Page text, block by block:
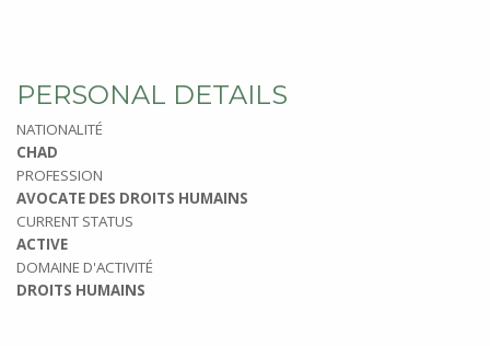
PERSONAL DETAILS
NATIONALITÉ
CHAD
PROFESSION
AVOCATE DES DROITS HUMAINS
CURRENT STATUS
ACTIVE
DOMAINE D'ACTIVITÉ
DROITS HUMAINS